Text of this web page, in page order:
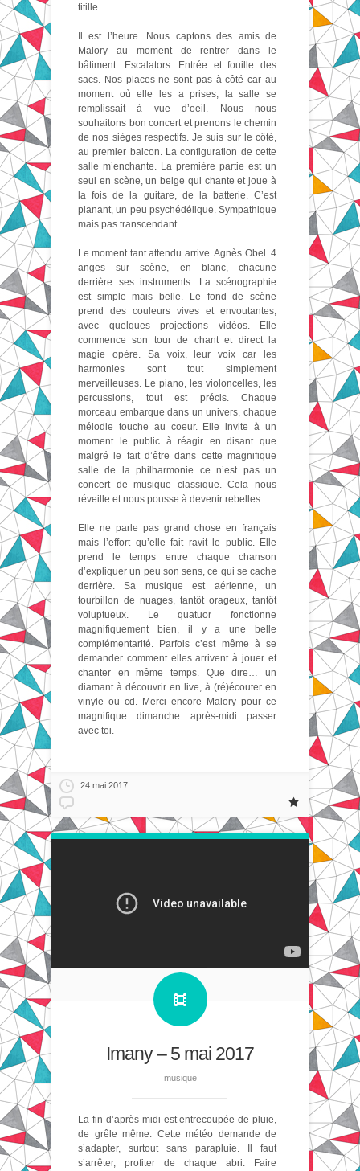
titille.
Il est l’heure. Nous captons des amis de
Malory au moment de rentrer dans le
bâtiment. Escalators. Entrée et fouille des
sacs. Nos places ne sont pas à côté car au
moment où elle les a prises, la salle se
remplissait à vue d’oeil. Nous nous
souhaitons bon concert et prenons le chemin
de nos sièges respectifs. Je suis sur le côté,
au premier balcon. La configuration de cette
salle m’enchante. La première partie est un
seul en scène, un belge qui chante et joue à
la fois de la guitare, de la batterie. C’est
planant, un peu psychédélique. Sympathique
mais pas transcendant.
Le moment tant attendu arrive. Agnès Obel. 4
anges sur scène, en blanc, chacune
derrière ses instruments. La scénographie
est simple mais belle. Le fond de scène
prend des couleurs vives et envoutantes,
avec quelques projections vidéos. Elle
commence son tour de chant et direct la
magie opère. Sa voix, leur voix car les
harmonies sont tout simplement
merveilleuses. Le piano, les violoncelles, les
percussions, tout est précis. Chaque
morceau embarque dans un univers, chaque
mélodie touche au coeur. Elle invite à un
moment le public à réagir en disant que
malgré le fait d’être dans cette magnifique
salle de la philharmonie ce n’est pas un
concert de musique classique. Cela nous
réveille et nous pousse à devenir rebelles.
Elle ne parle pas grand chose en français
mais l’effort qu’elle fait ravit le public. Elle
prend le temps entre chaque chanson
d’expliquer un peu son sens, ce qui se cache
derrière. Sa musique est aérienne, un
tourbillon de nuages, tantôt orageux, tantôt
voluptueux. Le quatuor fonctionne
magnifiquement bien, il y a une belle
complémentarité. Parfois c’est même à se
demander comment elles arrivent à jouer et
chanter en même temps. Que dire… un
diamant à découvrir en live, à (ré)écouter en
vinyle ou cd. Merci encore Malory pour ce
magnifique dimanche après-midi passer
avec toi.
24 mai 2017
Imany – 5 mai 2017
musique
La fin d’après-midi est entrecoupée de pluie,
de grêle même. Cette météo demande de
s’adapter, surtout sans parapluie. Il faut
s’arrêter, profiter de chaque abri. Faire